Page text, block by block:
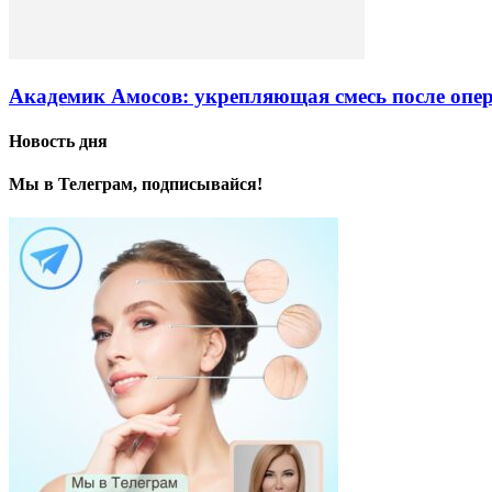
Академик Амосов: укрепляющая смесь после
Новость дня
Мы в Телеграм, подписывайся!